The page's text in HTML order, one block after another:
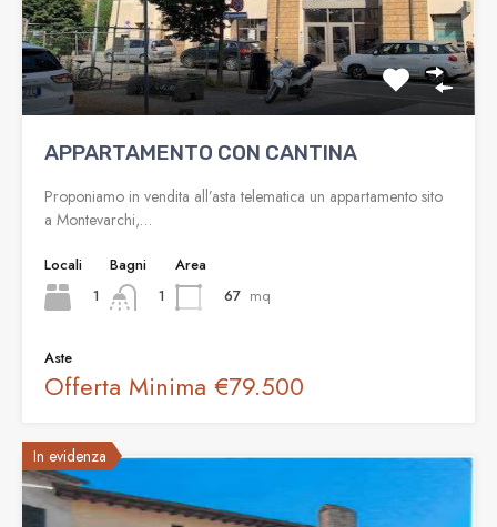
APPARTAMENTO CON CANTINA
Proponiamo in vendita all’asta telematica un appartamento sito
a Montevarchi,…
Locali
1
Bagni
1
Area
67 mq
Aste
Offerta Minima €79.500
In evidenza